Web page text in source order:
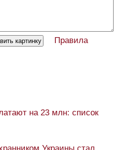
Правила
на 23 млн: список